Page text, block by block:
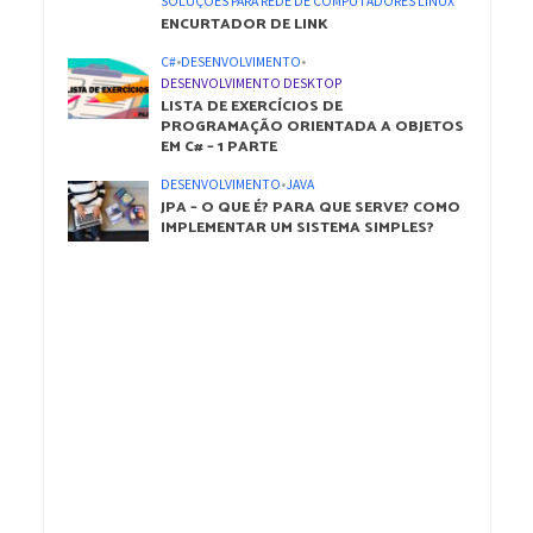
ENCURTADOR DE LINK
C#•DESENVOLVIMENTO•
DESENVOLVIMENTO DESKTOP
LISTA DE EXERCÍCIOS DE
PROGRAMAÇÃO ORIENTADA A OBJETOS
EM C# – 1 PARTE
DESENVOLVIMENTO•JAVA
JPA – O QUE É? PARA QUE SERVE? COMO
IMPLEMENTAR UM SISTEMA SIMPLES?